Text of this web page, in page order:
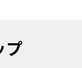
プ